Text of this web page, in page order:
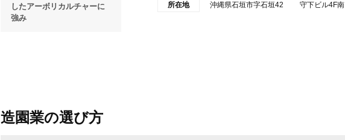
したアーボリカルチャーに
強み
所在地 沖縄県石垣市字石垣42 守下ビル4F南
造園業の選び方